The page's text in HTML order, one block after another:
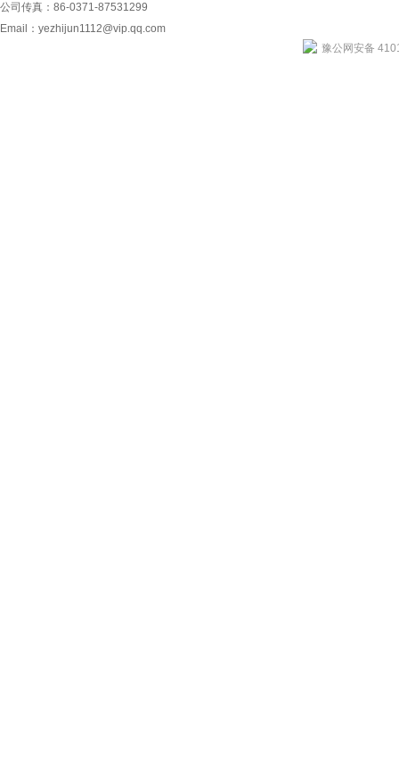
公司传真：86-0371-87531299
Email： yezhijun1112@vip.qq.com
豫公网安备